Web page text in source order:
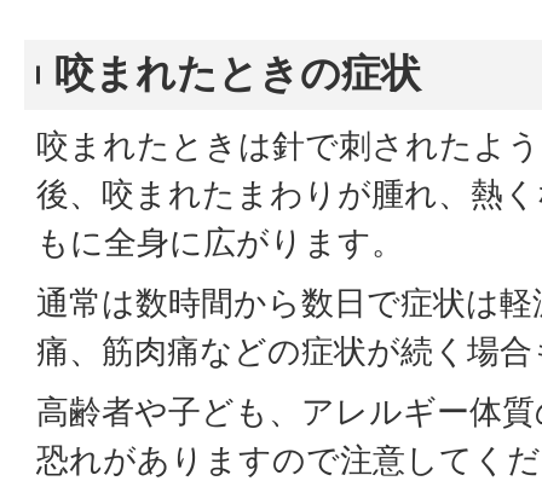
咬まれたときの症状
咬まれたときは針で刺されたよ
後、咬まれたまわりが腫れ、熱
もに全身に広がります。
通常は数時間から数日で症状は
痛、筋肉痛などの症状が続く場
高齢者や子ども、アレルギー体
恐れがありますので注意してく